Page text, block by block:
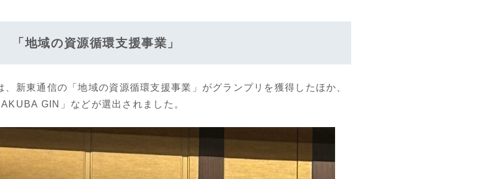
地域の資源循環支援事業」
新東通信の「地域の資源循環支援事業」がグランプリを獲得したほか、
GIN」などが選出されました。